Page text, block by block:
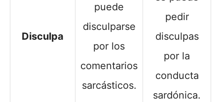
Disculpa
puede
disculparse
por los
comentarios
sarcásticos.
pedir
disculpas
por la
conducta
sardónica.